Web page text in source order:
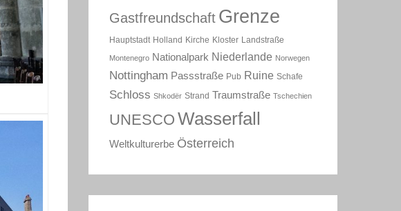
Gastfreundschaft Grenze
Hauptstadt Holland Kirche Kloster Landstraße
Montenegro Nationalpark Niederlande Norwegen
Nottingham Passstraße Pub Ruine Schafe
Schloss Shkodër Strand Traumstraße Tschechien
UNESCO Wasserfall
Weltkulturerbe Österreich